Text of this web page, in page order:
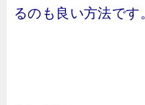
るのも良い方法です